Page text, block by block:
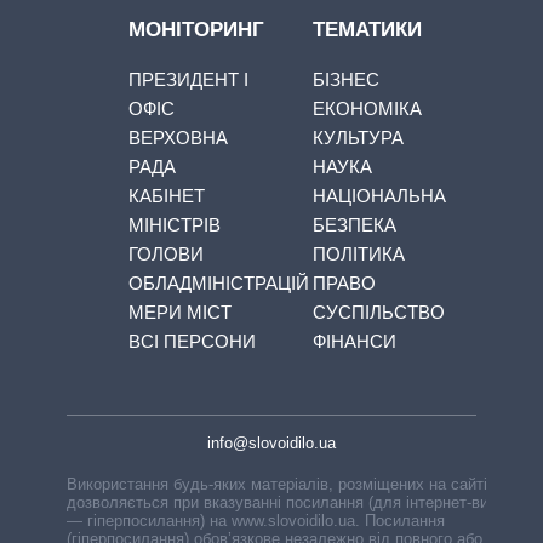
МОНІТОРИНГ
ПРЕЗИДЕНТ І
ОФІС
ВЕРХОВНА
РАДА
КАБІНЕТ
МІНІСТРІВ
ГОЛОВИ
ОБЛАДМІНІСТРАЦІЙ
МЕРИ МІСТ
ВСІ ПЕРСОНИ
ТЕМАТИКИ
БІЗНЕС
ЕКОНОМІКА
КУЛЬТУРА
НАУКА
НАЦІОНАЛЬНА
БЕЗПЕКА
ПОЛІТИКА
ПРАВО
СУСПІЛЬСТВО
ФІНАНСИ
info@slovoidilo.ua
Використання будь-яких матеріалів, розміщених на сайті,
дозволяється при вказуванні посилання (для інтернет-видань
— гіперпосилання) на www.slovoidilo.ua. Посилання
(гіперпосилання) обов’язкове незалежно від повного або